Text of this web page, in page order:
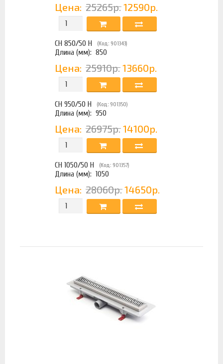
Цена: 25265р. 12590р.
CH 850/50 H (Код: 901343)
Длина (мм): 850
Цена: 25910р. 13660р.
CH 950/50 H (Код: 901350)
Длина (мм): 950
Цена: 26975р. 14100р.
CH 1050/50 H (Код: 901357)
Длина (мм): 1050
Цена: 28060р. 14650р.